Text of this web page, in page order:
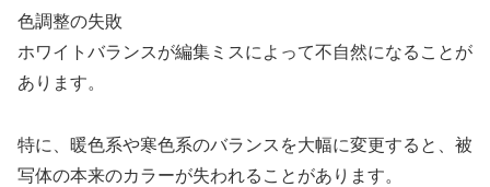
色調整の失敗
ホワイトバランスが編集ミスによって不自然になることが
あります。
特に、暖色系や寒色系のバランスを大幅に変更すると、被
写体の本来のカラーが失われることがあります。